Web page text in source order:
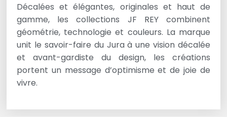
Décalées et élégantes, originales et haut de
gamme, les collections JF REY combinent
géométrie, technologie et couleurs. La marque
unit le savoir-faire du Jura à une vision décalée
et avant-gardiste du design, les créations
portent un message d’optimisme et de joie de
vivre.